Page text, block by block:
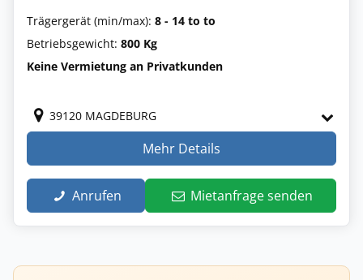
Trägergerät (min/max): 8 - 14 to to
Betriebsgewicht: 800 Kg
Keine Vermietung an Privatkunden
39120 MAGDEBURG
Mehr Details
Anrufen Mietanfrage senden